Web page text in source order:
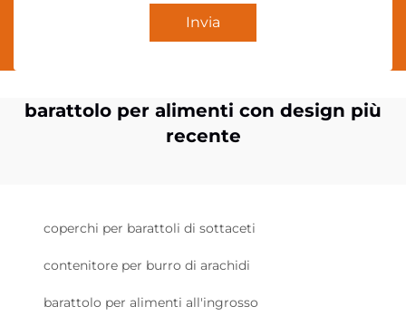
Invia
barattolo per alimenti con design più
recente
coperchi per barattoli di sottaceti
contenitore per burro di arachidi
barattolo per alimenti all'ingrosso